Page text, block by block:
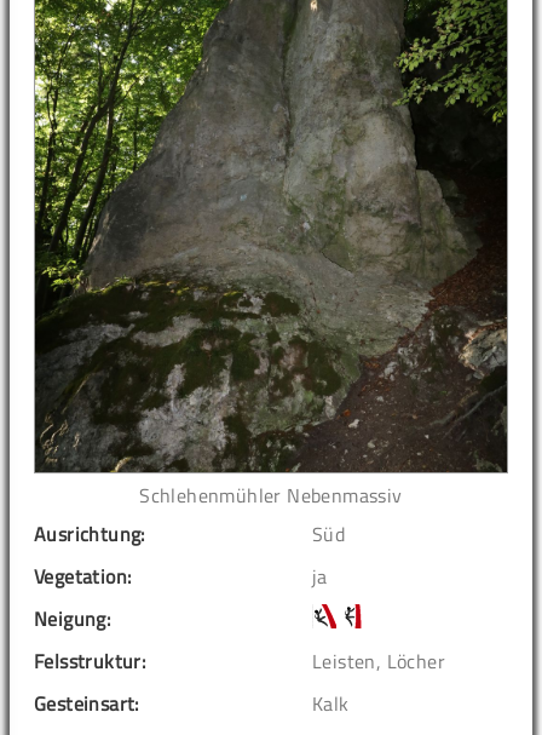
Schlehenmühler Nebenmassiv
Ausrichtung:
Süd
Vegetation:
ja
Neigung:
Felsstruktur:
Leisten, Löcher
Gesteinsart:
Kalk